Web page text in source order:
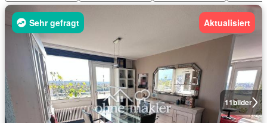
11bilder
Sehr gefragt Aktualisiert